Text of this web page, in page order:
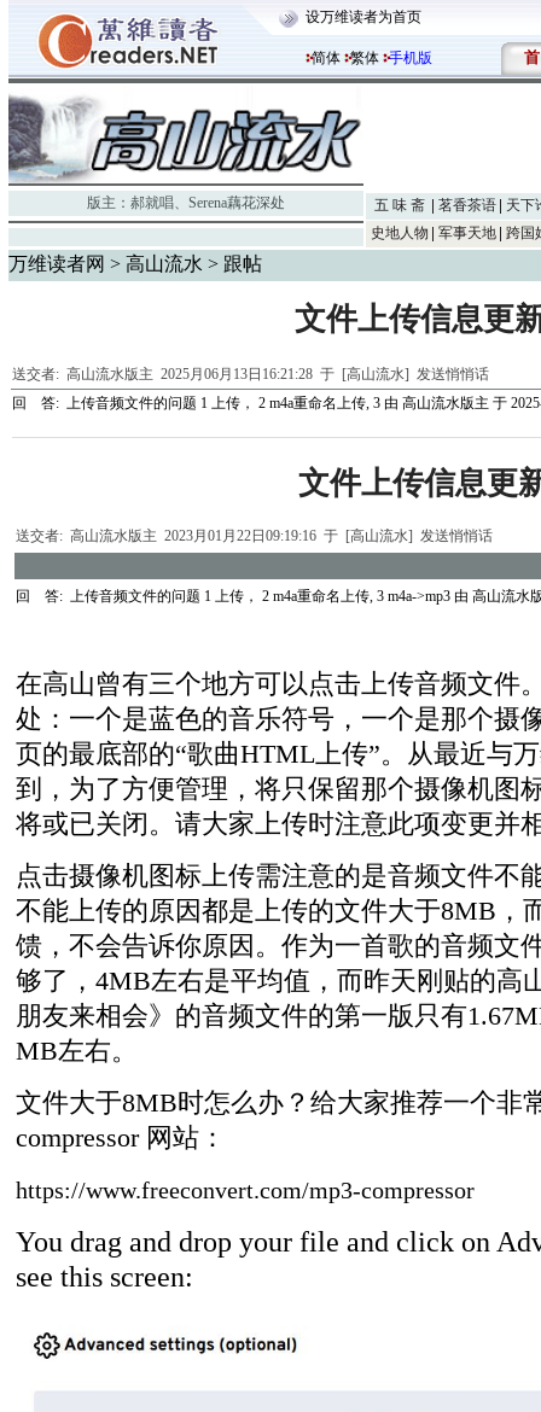
设万维读者为首页
简体 繁体 手机版 首
版主： 郝就唱、 Serena藕花深处 五 味 斋 茗香茶语
天下
史地人物
军事天地 跨国
万维读者网 > 高山流水 > 跟帖
文件上传信息更
送交者: 高山流水版主 2025月06月13日16:21:28 于 [高山流水] 发送悄悄话
回 答: 上传音频文件的问题 1 上传， 2 m4a重命名上传, 3 由 高山流水版主 于
文件上传信息更
送交者: 高山流水版主 2023月01月22日09:19:16 于 [高山流水] 发送悄悄话
回 答: 上传音频文件的问题 1 上传， 2 m4a重命名上传, 3 m4a->mp3 由 高山流水
在高山曾有三个地方可以点击上传音频文件
处：一个是蓝色的音乐符号，一个是那个摄
页的最底部的“歌曲HTML上传”。从最近与
到，为了方便管理，将只保留那个摄像机图
将或已关闭。请大家上传时注意此项变更并
点击摄像机图标上传需注意的是音频文件不
不能上传的原因都是上传的文件大于8MB，
馈，不会告诉你原因。作为一首歌的音频文
够了，4MB左右是平均值，而昨天刚贴的高
朋友来相会》的音频文件的第一版只有
MB左右。
文件大于8MB时怎么办？给大家推荐一个非
compressor 网站：
https://www.freeconvert.com/mp3-compressor
You drag and drop your file and click on
see this screen: